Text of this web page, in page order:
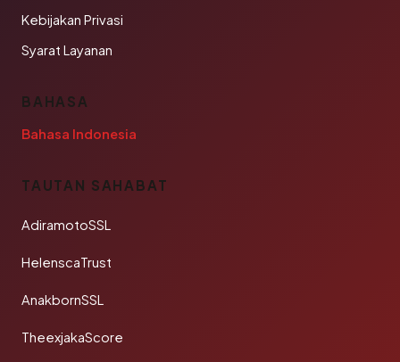
Kebijakan Privasi
Syarat Layanan
BAHASA
Bahasa Indonesia
TAUTAN SAHABAT
AdiramotoSSL
HelenscaTrust
AnakbornSSL
TheexjakaScore